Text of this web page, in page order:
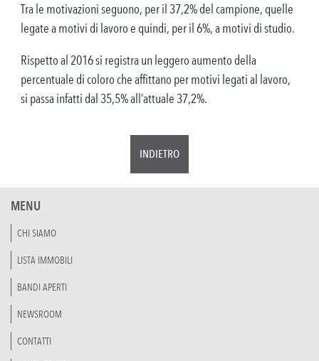
Tra le motivazioni seguono, per il 37,2% del campione, quelle
legate a motivi di lavoro e quindi, per il 6%, a motivi di studio.
Rispetto al 2016 si registra un leggero aumento della
percentuale di coloro che affittano per motivi legati al lavoro,
si passa infatti dal 35,5% all’attuale 37,2%.
INDIETRO
MENU
CHI SIAMO
LISTA IMMOBILI
BANDI APERTI
NEWSROOM
CONTATTI